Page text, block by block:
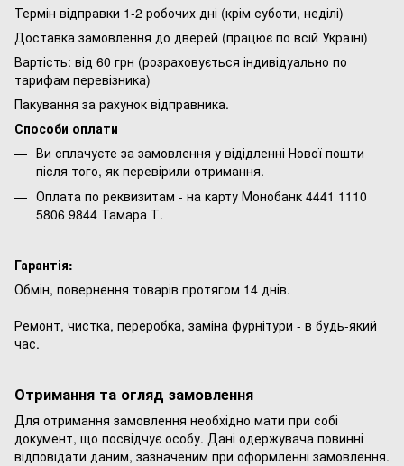
Термін відправки 1-2 робочих дні (крім суботи, неділі)
Доставка замовлення до дверей (працює по всій Україні)
Вартість: від 60 грн (розраховується індивідуально по
тарифам перевізника)
Пакування за рахунок відправника.
Способи оплати
Ви сплачуєте за замовлення у відідленні Нової пошти
після того, як перевірили отримання.
Оплата по реквизитам - на карту Монобанк 4441 1110
5806 9844 Тамара Т.
Гарантія:
Обмін, повернення товарів протягом 14 днів.
Ремонт, чистка, переробка, заміна фурнітури - в будь-який
час.
Отримання та огляд замовлення
Для отримання замовлення необхідно мати при собі
документ, що посвідчує особу. Дані одержувача повинні
відповідати даним, зазначеним при оформленні замовлення.